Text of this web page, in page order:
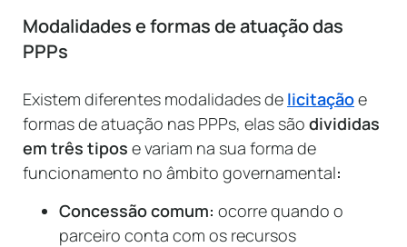
Modalidades e formas de atuação das
PPPs
Existem diferentes modalidades de licitaçãoe
formas de atuação nas PPPs, elas são divididas
em três tipos e variam na sua forma de
funcionamento no âmbito governamental:
Concessão comum: ocorre quando o
parceiro conta com os recursos